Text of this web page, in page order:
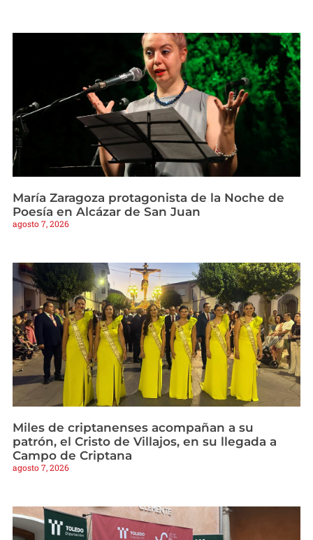
María Zaragoza protagonista de la Noche de
Poesía en Alcázar de San Juan
agosto 7, 2026
Miles de criptanenses acompañan a su
patrón, el Cristo de Villajos, en su llegada a
Campo de Criptana
agosto 7, 2026